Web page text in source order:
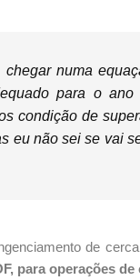
numa
para o
condição de
eu não sei se vai
de
para operações